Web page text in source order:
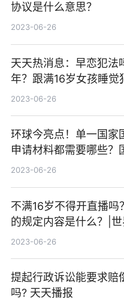
协议是什么意思？
2023-06-26
天天热消息：早恋犯法
年？跟满16岁女孩睡觉
2023-06-26
环球今亮点！单一国家
申请材料都需要哪些？
注册怎么申请？
2023-06-26
不满16岁不得开直播吗
的规定内容是什么？|
2023-06-26
提起行政诉讼能要求赔
吗? 天天播报